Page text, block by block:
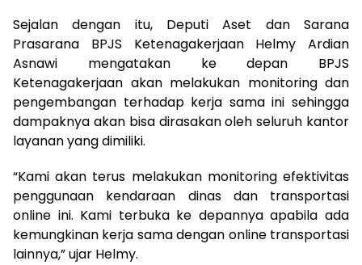
Sejalan dengan itu, Deputi Aset dan Sarana
Prasarana BPJS Ketenagakerjaan Helmy Ardian
Asnawi mengatakan ke depan BPJS
Ketenagakerjaan akan melakukan monitoring dan
pengembangan terhadap kerja sama ini sehingga
dampaknya akan bisa dirasakan oleh seluruh kantor
layanan yang dimiliki.
“Kami akan terus melakukan monitoring efektivitas
penggunaan kendaraan dinas dan transportasi
online ini. Kami terbuka ke depannya apabila ada
kemungkinan kerja sama dengan online transportasi
lainnya,” ujar Helmy.